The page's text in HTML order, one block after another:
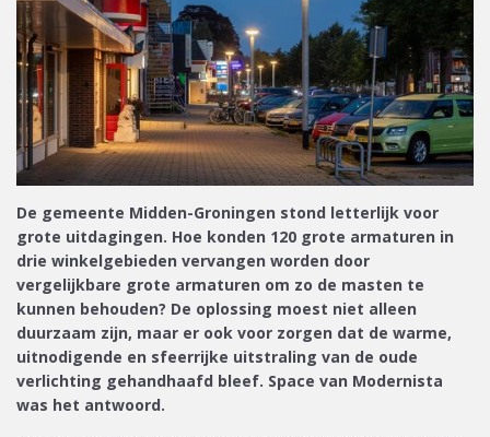
De gemeente Midden-Groningen stond letterlijk voor
grote uitdagingen. Hoe konden 120 grote armaturen in
drie winkelgebieden vervangen worden door
vergelijkbare grote armaturen om zo de masten te
kunnen behouden? De oplossing moest niet alleen
duurzaam zijn, maar er ook voor zorgen dat de warme,
uitnodigende en sfeerrijke uitstraling van de oude
verlichting gehandhaafd bleef. Space van Modernista
was het antwoord.